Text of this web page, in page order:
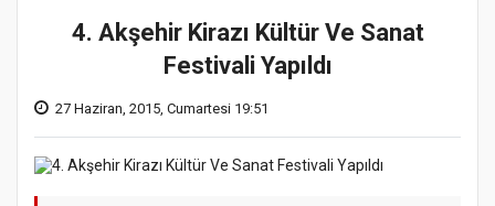
4. Akşehir Kirazı Kültür Ve Sanat
Festivali Yapıldı
27 Haziran, 2015, Cumartesi 19:51